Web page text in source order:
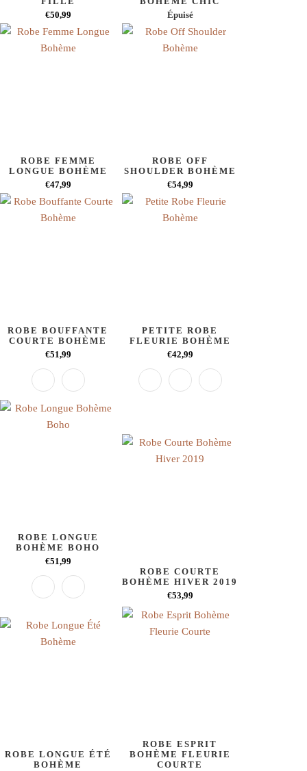
€50,99
Épuisé
ROBE FEMME
LONGUE BOHÈME
€47,99
ROBE OFF
SHOULDER BOHÈME
€54,99
ROBE BOUFFANTE
COURTE BOHÈME
€51,99
PETITE ROBE
FLEURIE BOHÈME
€42,99
ROBE LONGUE
BOHÈME BOHO
€51,99
ROBE COURTE
BOHÈME HIVER 2019
€53,99
ROBE LONGUE ÉTÉ
BOHÈME
ROBE ESPRIT
BOHÈME FLEURIE
COURTE